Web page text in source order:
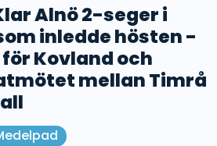
Alnö 2-seger i
inledde hösten -
Kovland och
mellan Timrå